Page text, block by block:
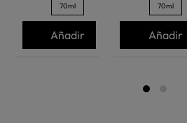
70ml
Añadir
70ml
Añadir